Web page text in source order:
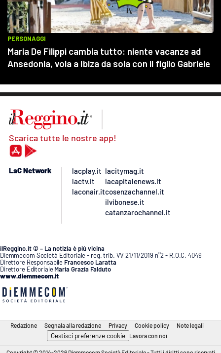
Scarica tutte le nostre app!
LaC Network
lacplay.it
lactv.it
laconair.it
lacitymag.it
lacapitalenews.it
cosenzachannel.it
ilvibonese.it
catanzarochannel.it
ilReggino.it © – La notizia è più vicina
Diemmecom Società Editoriale - reg. trib. VV 21/11/2019 n°2 - R.O.C. 4049
Direttore Responsabile Francesco Laratta
Direttore Editoriale Maria Grazia Falduto
www.diemmecom.it
Redazione Segnala alla redazione Privacy Cookie policy Note legali
Gestisci preferenze cookie Lavora con noi